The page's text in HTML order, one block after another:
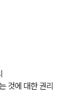
것에 대한 권리